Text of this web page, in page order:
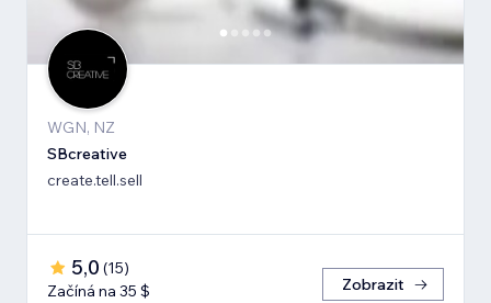
WGN, NZ
SBcreative
create.tell.sell
5,0 (15)
Začíná na 35 $
Zobrazit